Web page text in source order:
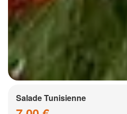
Salade Tunisienne